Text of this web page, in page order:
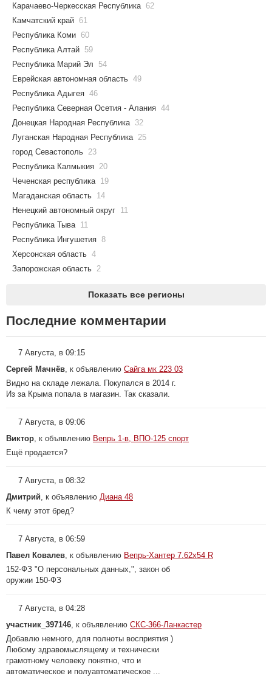
Карачаево-Черкесская Республика 62
Камчатский край 61
Республика Коми 60
Республика Алтай 59
Республика Марий Эл
54
Еврейская автономная область 49
Республика Адыгея 46
Республика Северная Осетия - Алания 44
Донецкая Народная Республика 32
Луганская Народная Республика 25
город Севастополь 23
Республика Калмыкия 20
Чеченская республика 19
Магаданская область 14
Ненецкий автономный округ 11
Республика Тыва 11
Республика Ингушетия 8
Херсонская область 4
Запорожская область 2
Показать все регионы
Последние комментарии
7 Августа, в 09:15
Сергей Мачнёв, к объявлению Сайга мк 223 03
Видно на складе лежала. Покупался в 2014 г.
Из за Крыма попала в магазин. Так сказали.
7 Августа, в 09:06
Виктор, к объявлению Вепрь 1-в, ВПО-125 спорт
Ещё продается?
7 Августа, в 08:32
Дмитрий, к объявлению Диана 48
К чему этот бред?
7 Августа, в 06:59
Павел Ковалев, к объявлению Вепрь-Хантер 7.62х54 R
152-ФЗ "О персональных данных,", закон об
оружии 150-ФЗ
7 Августа, в 04:28
участник_397146, к объявлению СКС-366-Ланкастер
Добавлю немного, для полноты восприятия )
Любому здравомыслящему и технически
грамотному человеку понятно, что и
автоматическое и полуавтоматическое ...